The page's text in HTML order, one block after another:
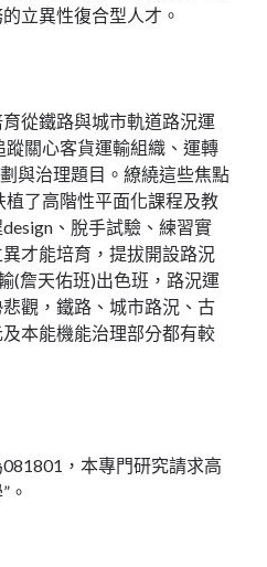
立異性復合型人才。
從鐵路與城市軌道路況運
關心客貨運輸組織、運轉
與治理題目。繚繞這些焦點
了高階性平面化課程及教
、脫手試驗、練習實
才能培育，提拔開設路況
(詹天佑班)出色班，路況運
觀，鐵路、城市路況、古
本能機能治理部分都有較
，本專門研究請求高
。